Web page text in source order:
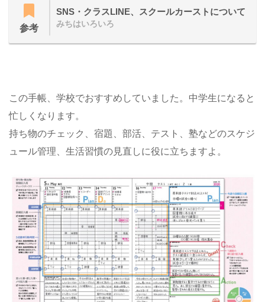
参考
SNS・クラスLINE、スクールカーストについて
みちはいろいろ
この手帳、学校でおすすめしていました。中学生になると
忙しくなります。
持ち物のチェック、宿題、部活、テスト、塾などのスケジ
ュール管理、生活習慣の見直しに役に立ちますよ。